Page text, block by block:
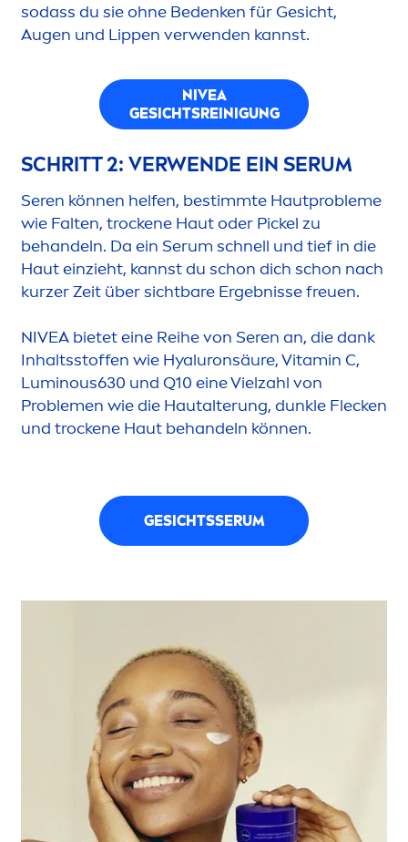
sodass du sie ohne Bedenken für Gesicht,
Augen und Lippen verwenden kannst.
NIVEA
GESICHTSREINIGUNG
SCHRITT 2: VERWENDE EIN SERUM
Seren können helfen, bestimmte Hautprobleme
wie Falten, trockene Haut oder Pickel zu
behandeln. Da ein Serum schnell und tief in die
Haut einzieht, kannst du schon dich schon nach
kurzer Zeit über sichtbare Ergebnisse freuen.
NIVEA bietet eine Reihe von Seren an, die dank
Inhaltsstoffen wie Hyaluronsäure,Vitamin C,
Luminous630 und Q10 eine Vielzahl von
Problemen wie die Hautalterung, dunkle Flecken
und trockene Haut behandeln können.
GESICHTSSERUM